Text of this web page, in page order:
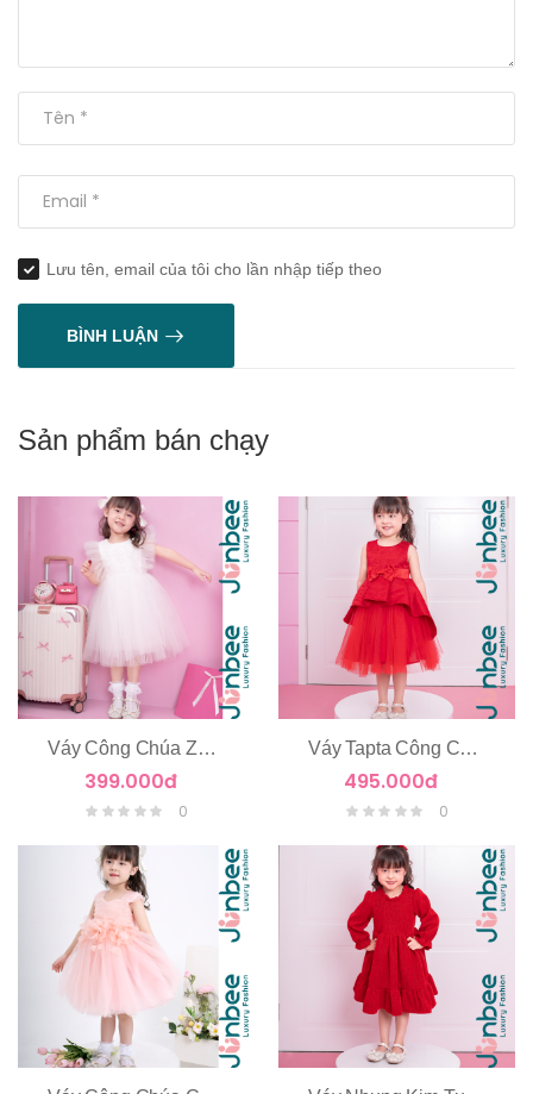
Lưu tên, email của tôi cho lần nhập tiếp theo
BÌNH LUẬN
Sản phẩm bán chạy
Váy Công Chúa Zen Hoa Nổi Tay Cánh Tiên
399.000đ
0
Váy Tapta Công Chúa 2 Tầng
495.000đ
0